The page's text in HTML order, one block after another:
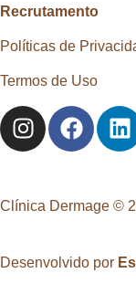
Recrutamento
Políticas de
Termos de Uso
Clínica Dermage ©
Desenvolvido por